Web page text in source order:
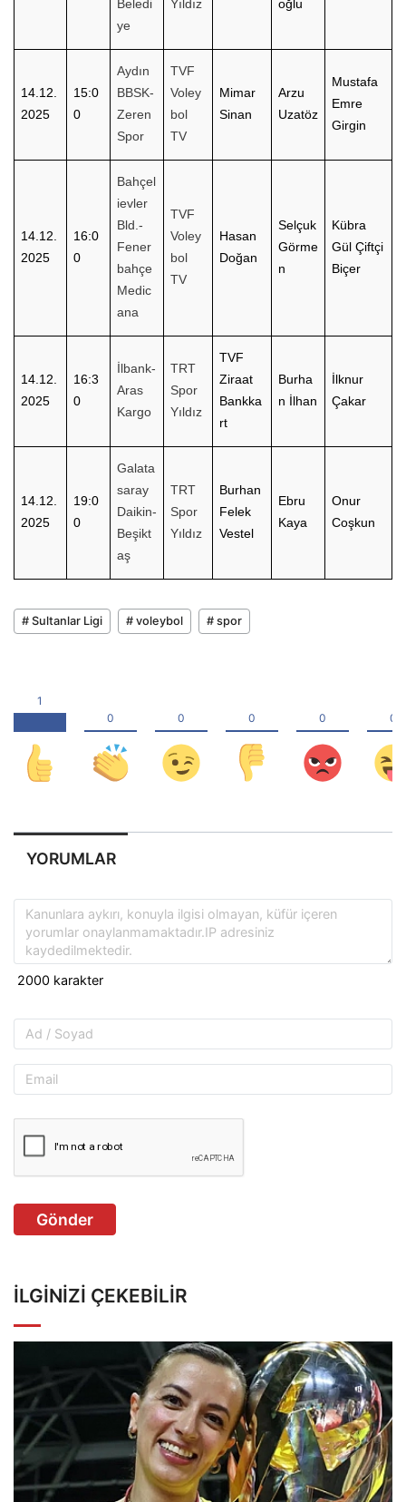
Beledi
ye
Yıldız oğlu
14.12.
2025
15:0
0
Aydın
BBSK-
Zeren
Spor
TVF
Voley
bol
TV
Mimar
Sinan
Arzu
Uzatöz
Mustafa
Emre
Girgin
14.12.
2025
16:0
0
Bahçel
ievler
Bld.-
Fener
bahçe
Medic
ana
TVF
Voley
bol
TV
Hasan
Doğan
Selçuk
Görme
n
Kübra
Gül Çiftçi
Biçer
14.12.
2025
16:3
0
İlbank-
Aras
Kargo
TRT
Spor
Yıldız
TVF
Ziraat
Bankka
rt
Burha
n İlhan
İlknur
Çakar
14.12.
2025
19:0
0
Galata
saray
Daikin-
Beşikt
aş
TRT
Spor
Yıldız
Burhan
Felek
Vestel
Ebru
Kaya
Onur
Coşkun
# Sultanlar Ligi # voleybol # spor
YORUMLAR
Gönder
İLGINIZI ÇEKEBILIR